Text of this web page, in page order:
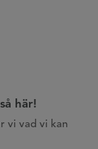
här!
vi vad vi kan